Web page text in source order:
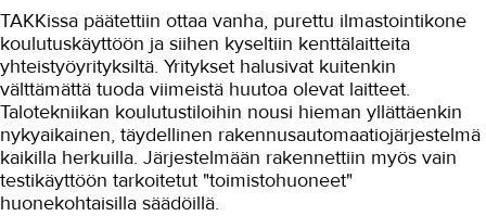
Asioimis- ja oikeustulkkaus
Autoala
Hydrauliikka
Johtaminen ja esihenkilötyö
Kasvatus- ja ohjausala
TAKKissa päätettiin ottaa vanha, purettu ilmastointikone
koulutuskäyttöön ja siihen kyseltiin kenttälaitteita
yhteistyöyrityksiltä. Yritykset halusivat kuitenkin
välttämättä tuoda viimeistä huutoa olevat laitteet.
Talotekniikan koulutustiloihin nousi hieman yllättäenkin
nykyaikainen, täydellinen rakennusautomaatiojärjestelmä
kaikilla herkuilla. Järjestelmään rakennettiin myös vain
testikäyttöön tarkoitetut "toimistohuoneet"
huonekohtaisilla säädöillä.